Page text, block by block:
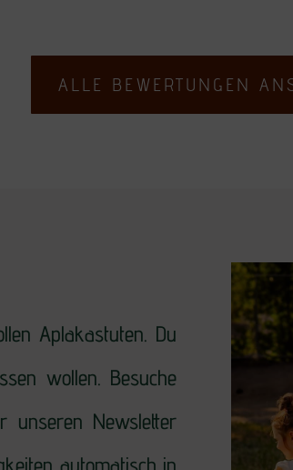
ALLE BEWERTUNGEN
Aplakastuten. Du
wollen. Besuche
unseren Newsletter